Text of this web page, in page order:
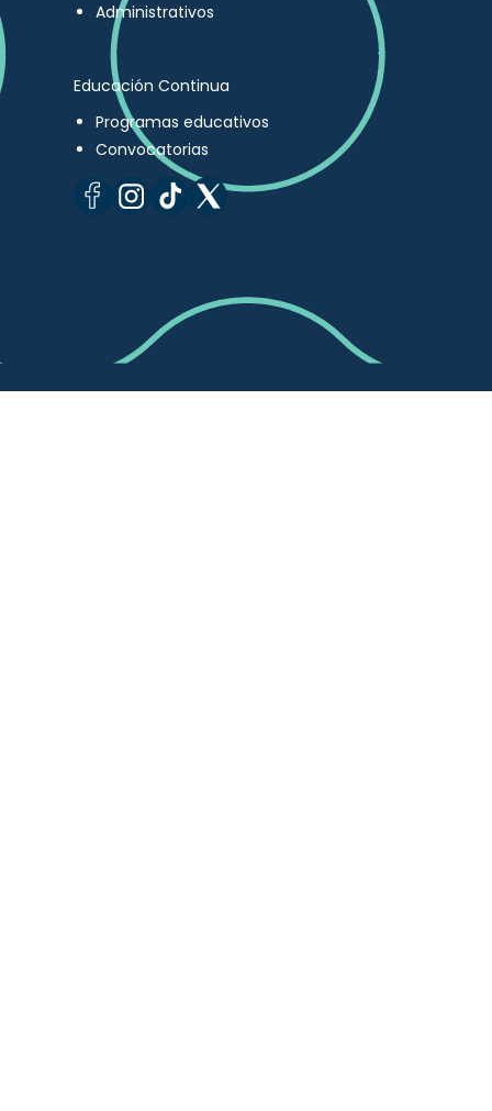
Administrativos
Educación Continua
Programas educativos
Convocatorias